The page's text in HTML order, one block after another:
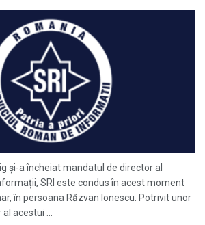
şi-a încheiat mandatul de director al
SRI este condus în acest moment
în persoana Răzvan Ionescu. Potrivit unor
acestui ...